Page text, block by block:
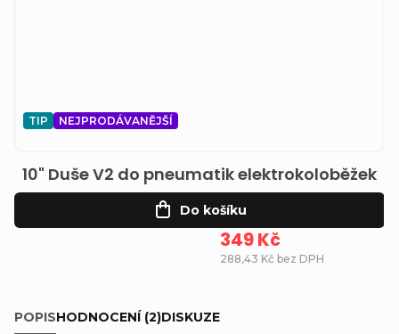
TIP NEJPRODÁVANĚJŠÍ
10" Duše V2 do pneumatik elektrokoloběžek
288,43 Kč bez DPH
349 Kč
Do košíku
POPISHODNOCENÍ (2)DISKUZE